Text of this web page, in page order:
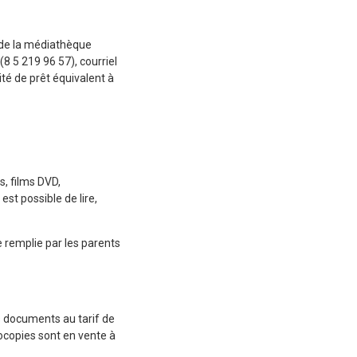
la médiathèque
5 219 96 57), courriel
de prêt équivalent à
films DVD,
possible de lire,
remplie par les parents
documents au tarif de
sont en vente à